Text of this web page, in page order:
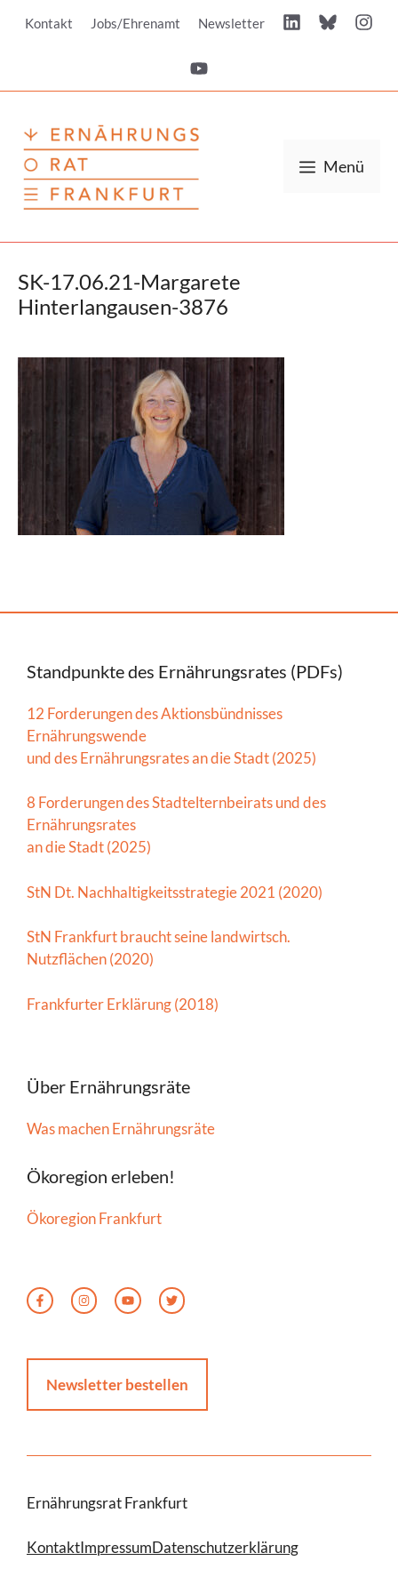
InhaltKontakt Jobs/Ehrenamt Newsletter
Menü
SK-17.06.21-Margarete
Hinterlangausen-3876
Standpunkte des Ernährungsrates (PDFs)
12 Forderungen des Aktionsbündnisses
Ernährungswende
und des Ernährungsrates an die Stadt (2025)
8 Forderungen des Stadtelternbeirats und des
Ernährungsrates
an die Stadt (2025)
StN Dt. Nachhaltigkeitsstrategie 2021 (2020)
StN Frankfurt braucht seine landwirtsch.
Nutzflächen (2020)
Frankfurter Erklärung (2018)
Über Ernährungsräte
Was machen Ernährungsräte
Ökoregion erleben!
Ökoregion Frankfurt
Newsletter bestellen
Ernährungsrat Frankfurt
KontaktImpressumDatenschutzerklärung